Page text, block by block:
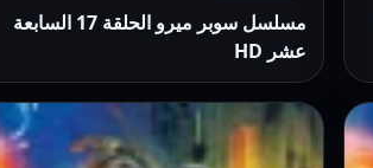
مسلسل سوبر ميرو الحلقة 17 السابعة
عشر HD